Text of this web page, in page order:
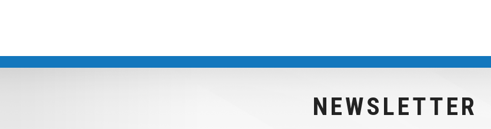
NEWSLETTER